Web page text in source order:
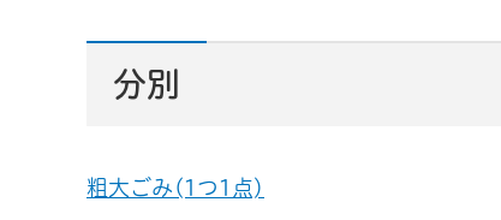
分別
粗大ごみ(1つ1点)